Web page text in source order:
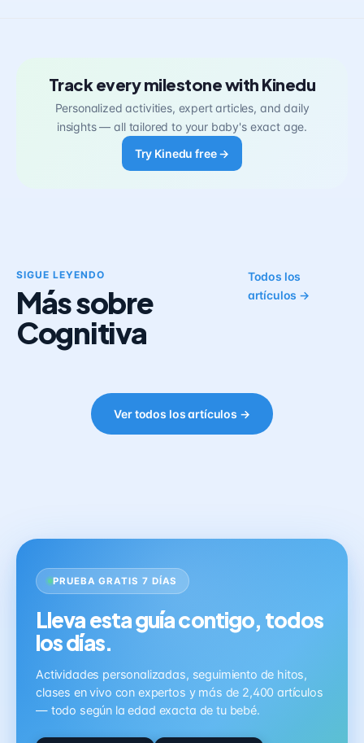
Track every milestone with Kinedu
Personalized activities, expert articles, and daily
insights — all tailored to your baby's exact age.
Try Kinedu free →
SIGUE LEYENDO
Más sobre
Cognitiva
Todos los
artículos →
Ver todos los artículos →
PRUEBA GRATIS 7 DÍAS
Lleva esta guía contigo, todos
los días.
Actividades personalizadas, seguimiento de hitos,
clases en vivo con expertos y más de 2,400 artículos
— todo según la edad exacta de tu bebé.